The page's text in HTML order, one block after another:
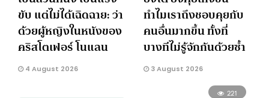
ขับ แต่ไม่ได้เฉิดฉาย: ว่า
ด้วยผู้หญิงในหนังของ
คริสโตเฟอร์ โนแลน
4 August 2026
ทำไมเราถึงชอบคุยกับ
คนอื่นมากขึ้น ทั้งที่
บางทีไม่รู้จักกันด้วยซ้ำ
3 August 2026
221